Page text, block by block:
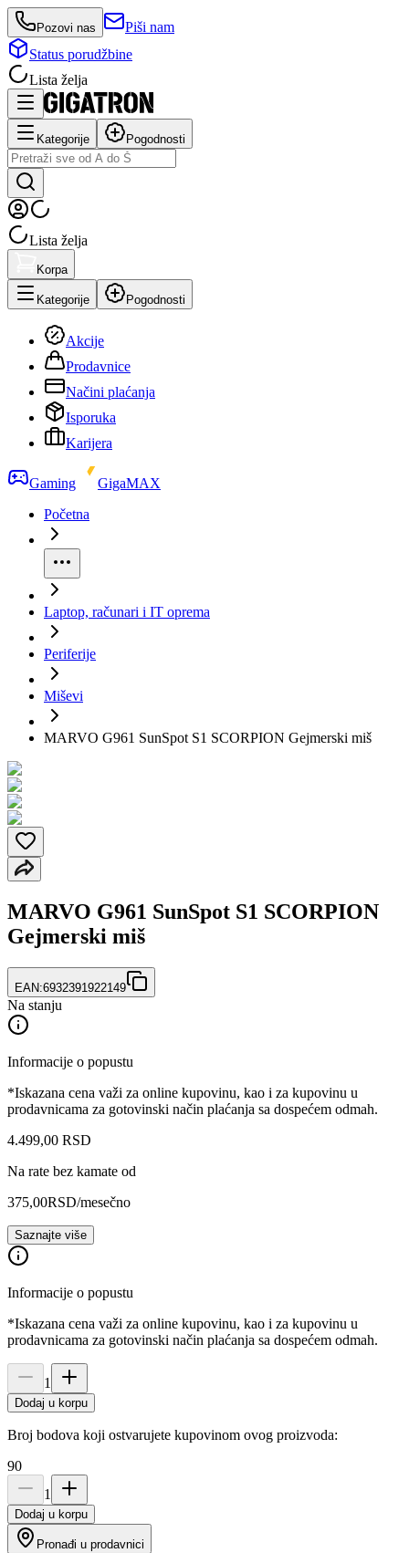
Pozovi nas
Piši nam
Status porudžbine
Lista želja
Kategorije Pogodnosti
Lista želja
Korpa
Kategorije Pogodnosti
Akcije
Prodavnice
Načini plaćanja
Isporuka
Karijera
Gaming
GigaMAX
Početna
Laptop, računari i IT oprema
Periferije
Miševi
MARVO G961 SunSpot S1 SCORPION Gejmerski miš
MARVO G961 SunSpot S1 SCORPION
Gejmerski miš
EAN:6932391922149
Na stanju
Informacije o popustu
*Iskazana cena važi za online kupovinu, kao i za kupovinu u
prodavnicama za gotovinski način plaćanja sa dospećem odmah.
4.499,00 RSD
Na rate bez kamate od
375,00RSD/mesečno
Saznajte više
Informacije o popustu
*Iskazana cena važi za online kupovinu, kao i za kupovinu u
prodavnicama za gotovinski način plaćanja sa dospećem odmah.
1
Dodaj u korpu
Broj bodova koji ostvarujete kupovinom ovog proizvoda:
90
1
Dodaj u korpu
Pronađi u prodavnici